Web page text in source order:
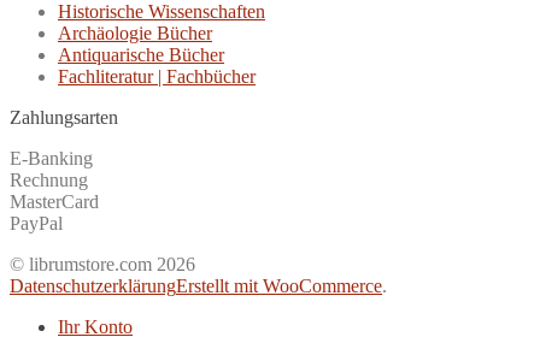
Historische Wissenschaften
Archäologie Bücher
Antiquarische Bücher
Fachliteratur | Fachbücher
Zahlungsarten
E-Banking
Rechnung
MasterCard
PayPal
© librumstore.com 2026
DatenschutzerklärungErstellt mit WooCommerce.
Ihr Konto